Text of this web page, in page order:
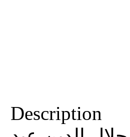
Description